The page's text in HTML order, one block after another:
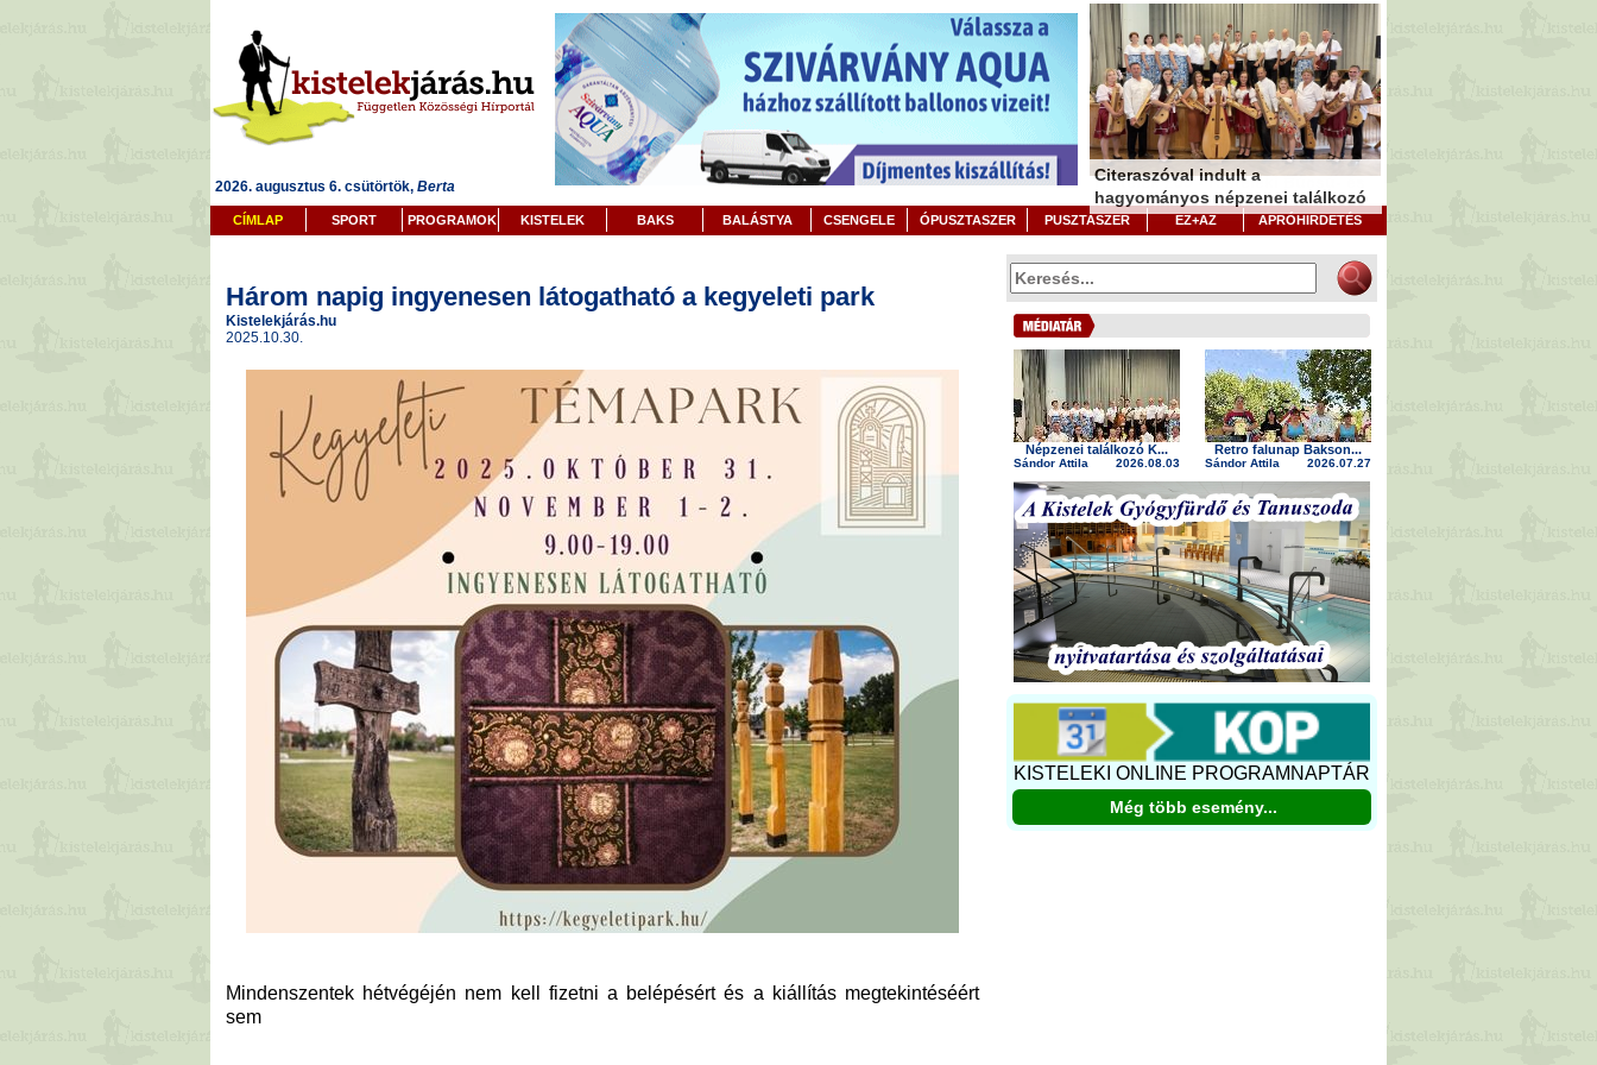
Kistelek 250 - Kisteleki Búcsú- és
Aratóünnep
Citeraszóval indult a
hagyományos népzenei találkozó
2026. augusztus 6. csütörtök, Berta
CÍMLAP SPORT PROGRAMOK KISTELEK BAKS BALÁSTYA CSENGELE ÓPUSZTASZER PUSZTASZER EZ+AZ APRÓHIRDETÉS
Népzenei találkozó K...
Sándor Attila 2026.08.03
Retro falunap Bakson...
Sándor Attila 2026.07.27
KISTELEKI ONLINE PROGRAMNAPTÁR
Még több esemény...
Három napig ingyenesen látogatható a kegyeleti park
Kistelekjárás.hu
2025.10.30.
Mindenszentek hétvégéjén nem kell fizetni a belépésért és a kiállítás megtekintéséért
sem